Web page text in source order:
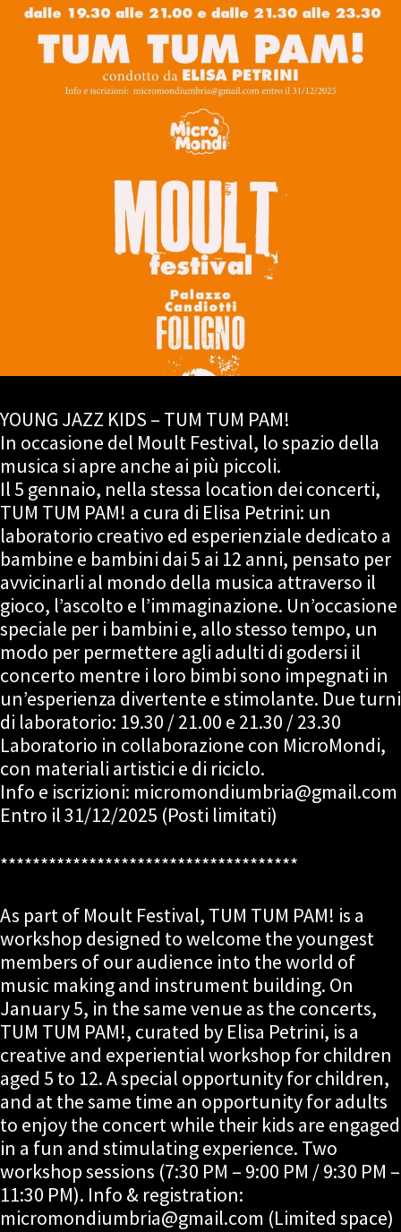
YOUNG JAZZ KIDS – TUM TUM PAM!
In occasione del Moult Festival, lo spazio della
musica si apre anche ai più piccoli.
Il 5 gennaio, nella stessa location dei concerti,
TUM TUM PAM! a cura di Elisa Petrini: un
laboratorio creativo ed esperienziale dedicato a
bambine e bambini dai 5 ai 12 anni, pensato per
avvicinarli al mondo della musica attraverso il
gioco, l’ascolto e l’immaginazione. Un’occasione
speciale per i bambini e, allo stesso tempo, un
modo per permettere agli adulti di godersi il
concerto mentre i loro bimbi sono impegnati in
un’esperienza divertente e stimolante. Due turni
di laboratorio: 19.30 / 21.00 e 21.30 / 23.30
Laboratorio in collaborazione con MicroMondi,
con materiali artistici e di riciclo.
Info e iscrizioni: micromondiumbria@gmail.com
Entro il 31/12/2025 (Posti limitati)
*************************************
As part of Moult Festival, TUM TUM PAM! is a
workshop designed to welcome the youngest
members of our audience into the world of
music making and instrument building. On
January 5, in the same venue as the concerts,
TUM TUM PAM!, curated by Elisa Petrini, is a
creative and experiential workshop for children
aged 5 to 12. A special opportunity for children,
and at the same time an opportunity for adults
to enjoy the concert while their kids are engaged
in a fun and stimulating experience. Two
workshop sessions (7:30 PM – 9:00 PM / 9:30 PM –
11:30 PM). Info & registration:
micromondiumbria@gmail.com (Limited space)